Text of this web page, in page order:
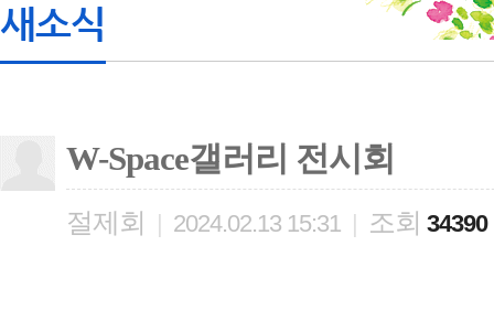
새소식
W-Space갤러리 전시회
절제회 | 2024.02.13 15:31 | 조회 34390